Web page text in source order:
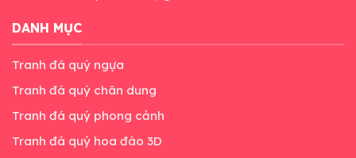
DANH MỤC
Tranh đá quý ngựa
Tranh đá quý chân dung
Tranh đá quý phong cảnh
Tranh đá quý hoa đào 3D